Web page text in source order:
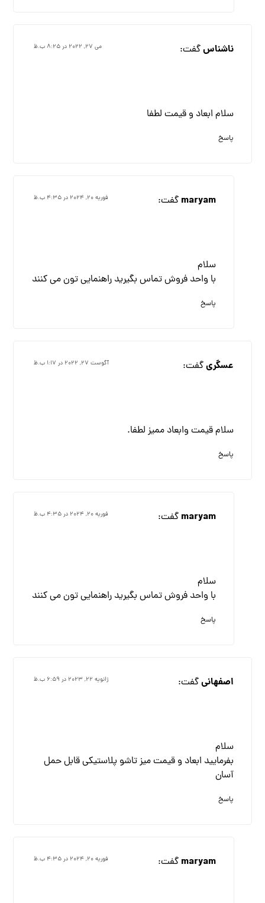
ناشناسگفت: می ۲۷, ۲۰۲۲ در ۸:۲۵ ب.ظ
سلام ابعاد و قیمت لطفا
پاسخ
maryam گفت: فوریه ۲۰, ۲۰۲۴ در ۴:۳۵ ب.ظ
سلام
با واحد فروش تماس بگیرید راهنمایی تون می کنند
پاسخ
عسگریگفت: آگوست ۲۷, ۲۰۲۲ در ۱:۱۷ ب.ظ
سلام قیمت وابعاد ممیز لطفا.
پاسخ
maryam گفت: فوریه ۲۰, ۲۰۲۴ در ۴:۳۵ ب.ظ
سلام
با واحد فروش تماس بگیرید راهنمایی تون می کنند
پاسخ
اصفهانیگفت: ژانویه ۲۲, ۲۰۲۳ در ۶:۵۹ ب.ظ
سلام
بفرمایید ابعاد و قیمت میز تاشو پلاستیکی قابل حمل
آسان
پاسخ
maryam گفت: فوریه ۲۰, ۲۰۲۴ در ۴:۳۵ ب.ظ